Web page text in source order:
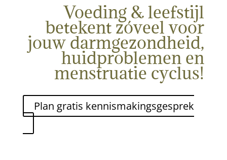
Voeding & leefstijl
betekent zóveel voor
jouw darmgezondheid,
huidproblemen en
menstruatie cyclus!
Plan gratis kennismakingsgesprek